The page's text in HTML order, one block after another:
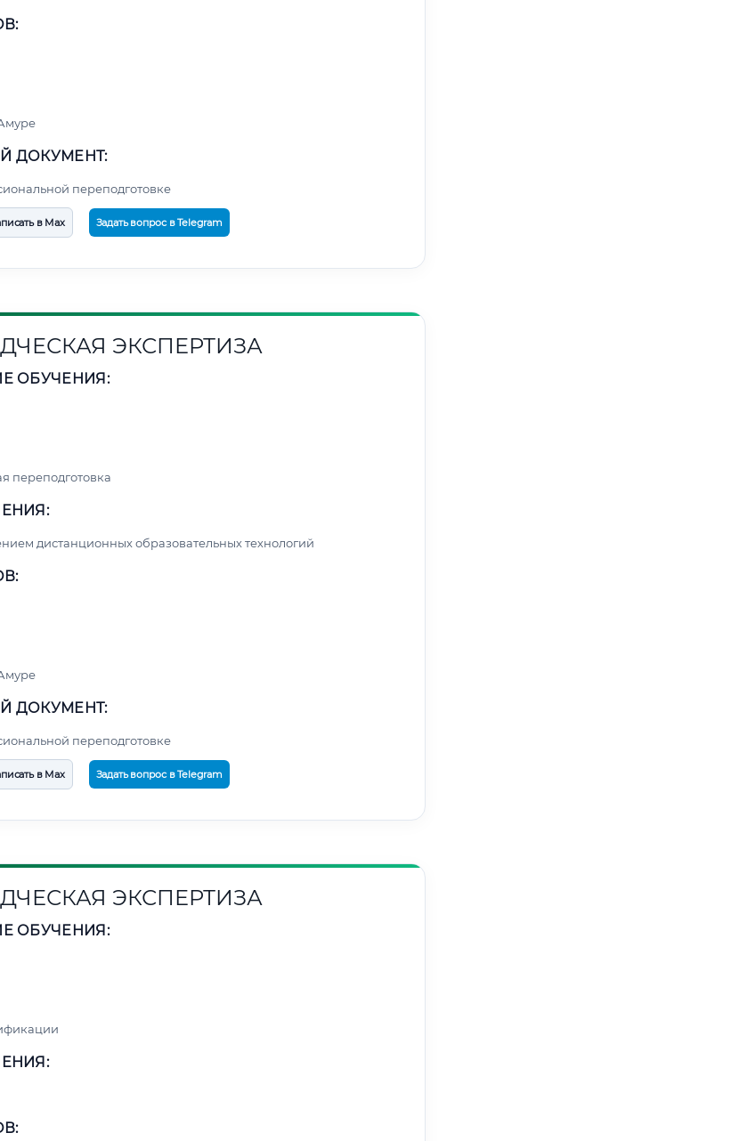
ДОКУМЕНТ:
переподготовке
в Max Задать вопрос в Telegram
ЭКСПЕРТИЗА
ОБУЧЕНИЯ:
переподготовка
дистанционных образовательных технологий
ДОКУМЕНТ:
переподготовке
в Max Задать вопрос в Telegram
ЭКСПЕРТИЗА
ОБУЧЕНИЯ: